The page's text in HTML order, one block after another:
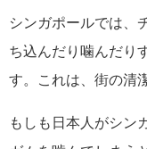
シンガポールでは、
ち込んだり噛んだり
す。これは、街の清
もしも日本人がシン